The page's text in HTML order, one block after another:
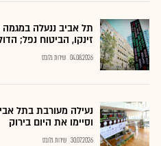
תל אביב ננעלה במגמה
זינקו, הביטוח נפל; הדולר
04.08.2026 שירות גלובס
נעילה מעורבת בתל
וסיימו את היום בירוק
30.07.2026 שירות גלובס